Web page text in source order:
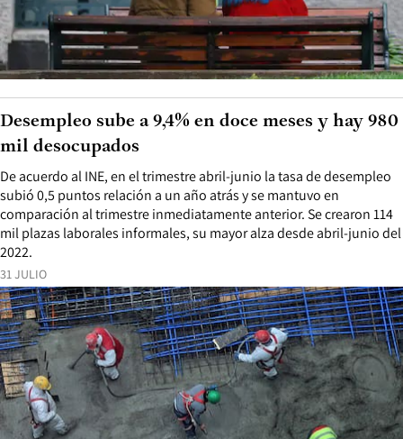
31 JULIO
De acuerdo al INE, en el trimestre abril-junio la tasa de desempleo
subió 0,5 puntos relación a un año atrás y se mantuvo en
comparación al trimestre inmediatamente anterior. Se crearon 114
mil plazas laborales informales, su mayor alza desde abril-junio del
2022.
Desempleo sube a 9,4% en doce meses y hay 980
mil desocupados